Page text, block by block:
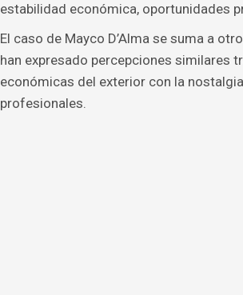
estabilidad económica, oportunidades
El caso de Mayco D’Alma se suma a
han expresado percepciones similares
económicas del exterior con la
profesionales.